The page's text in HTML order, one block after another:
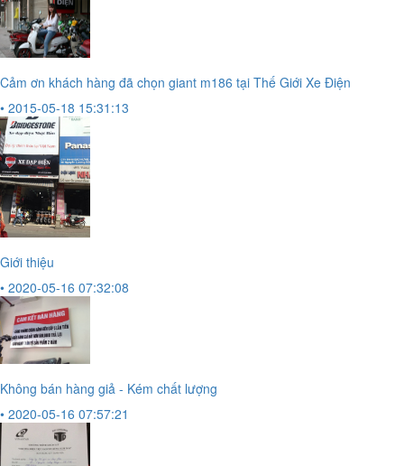
Cảm ơn khách hàng đã chọn giant m186 tại Thế Giới Xe Điện
• 2015-05-18 15:31:13
Giới thiệu
• 2020-05-16 07:32:08
Không bán hàng giả - Kém chất lượng
• 2020-05-16 07:57:21